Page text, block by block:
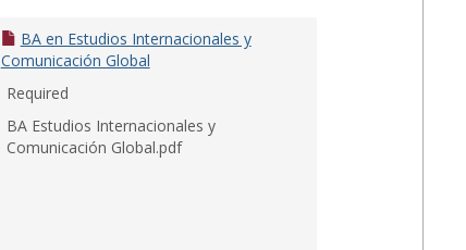
BA en Estudios Internacionales y
Comunicación Global
Required
BA Estudios Internacionales y
Comunicación Global.pdf